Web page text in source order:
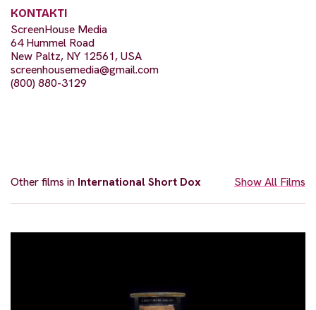
KONTAKTI
ScreenHouse Media
64 Hummel Road
New Paltz, NY 12561, USA
screenhousemedia@gmail.com
(800) 880-3129
Other films in International Short Dox Show All Films